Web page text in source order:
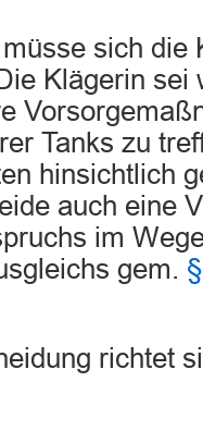
sich die
Klägerin sei
Tanks zu
hinsichtlich
auch eine
im
gem.
richtet